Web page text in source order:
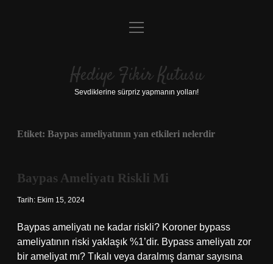
Anasayfa
Yasal Uyarı
menüyü
Hediye Fikir Kutusu
Sevdiklerine sürpriz yapmanın yolları!
Etiket: Baypas ameliyatının yan etkileri nelerdir
Baypas Ameliyatı Riskli Mi
Tarih: Ekim 15, 2024
Baypas ameliyatı ne kadar riskli? Koroner bypass
ameliyatının riski yaklaşık %1’dir. Bypass ameliyatı zor
bir ameliyat mı? Tıkalı veya daralmış damar sayısına